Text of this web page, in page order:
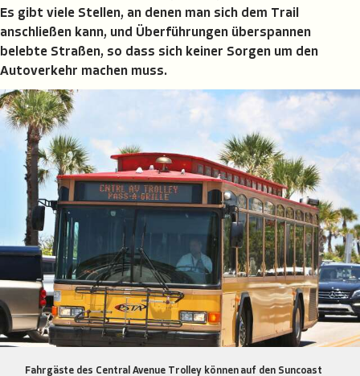
Es gibt viele Stellen, an denen man sich dem Trail
anschließen kann, und Überführungen überspannen
belebte Straßen, so dass sich keiner Sorgen um den
Autoverkehr machen muss.
Fahrgäste des Central Avenue Trolley können auf den Suncoast